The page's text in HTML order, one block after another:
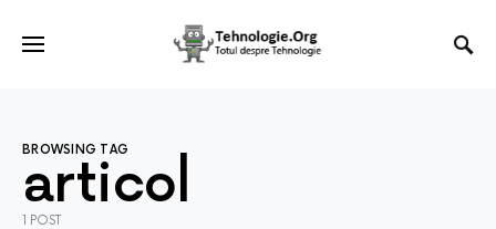
BROWSING TAG
articol
1 POST